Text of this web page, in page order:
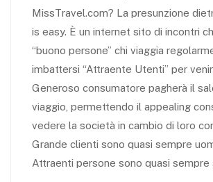
MissTravel.com? La presunzione
is easy. È un internet sito di incontri
“buono persone” chi viaggia
imbattersi “Attraente Utenti” per
Generoso consumatore pagherà il
viaggio, permettendo il appealing
vedere la società in cambio di loro
Grande clienti sono quasi sempre
Attraenti persone sono quasi sempre